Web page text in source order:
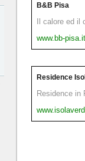
B&B Pisa
Il calore ed
www.bb-pisa.it
Residence
Residence in